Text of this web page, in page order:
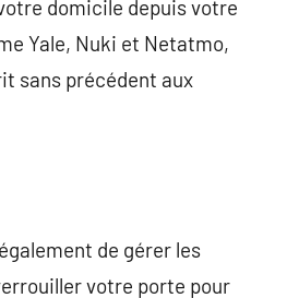
domicile depuis votre
Yale, Nuki et Netatmo,
sans précédent aux
de gérer les
votre porte pour